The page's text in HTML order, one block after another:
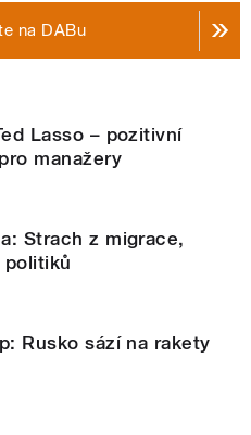
na DABu
Lasso – pozitivní
manažery
Strach z migrace,
politiků
Rusko sází na rakety